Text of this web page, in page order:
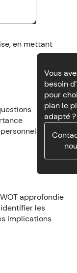
en mettant
liés à
approfondie
les
implications
Vous
besoin
pour
plan le
adapté ?